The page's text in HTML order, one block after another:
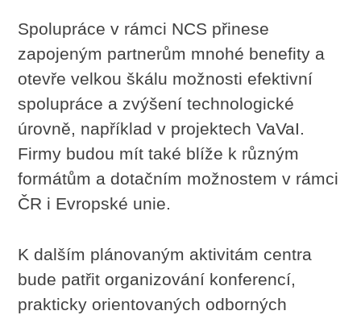
Spolupráce v rámci NCS přinese
zapojeným partnerům mnohé benefity a
otevře velkou škálu možnosti efektivní
spolupráce a zvýšení technologické
úrovně, například v projektech VaVaI.
Firmy budou mít také blíže k různým
formátům a dotačním možnostem v rámci
ČR i Evropské unie.
K dalším plánovaným aktivitám centra
bude patřit organizování konferencí,
prakticky orientovaných odborných